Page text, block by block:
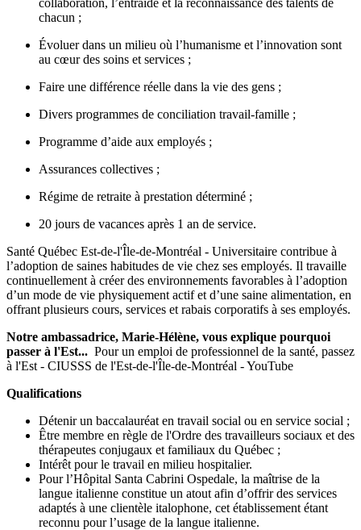
chacun ;
Évoluer dans un milieu où l’humanisme et l’innovation sont
au cœur des soins et services ;
Faire une différence réelle dans la vie des gens ;
Divers programmes de conciliation travail-famille ;
Programme d’aide aux employés ;
Assurances collectives ;
Régime de retraite à prestation déterminé ;
20 jours de vacances après 1 an de service.
Santé Québec Est-de-l'Île-de-Montréal - Universitaire contribue à
l’adoption de saines habitudes de vie chez ses employés. Il travaille
continuellement à créer des environnements favorables à l’adoption
d’un mode de vie physiquement actif et d’une saine alimentation, en
offrant plusieurs cours, services et rabais corporatifs à ses employés.
Notre ambassadrice, Marie-Hélène, vous explique pourquoi
passer à l'Est... Pour un emploi de professionnel de la santé, passez
à l'Est - CIUSSS de l'Est-de-l'Île-de-Montréal - YouTube
Qualifications
Détenir un baccalauréat en travail social ou en service social ;
Être membre en règle de l'Ordre des travailleurs sociaux et des
thérapeutes conjugaux et familiaux du Québec ;
Intérêt pour le travail en milieu hospitalier.
Pour l’Hôpital Santa Cabrini Ospedale, la maîtrise de la
langue italienne constitue un atout afin d’offrir des services
adaptés à une clientèle italophone, cet établissement étant
reconnu pour l’usage de la langue italienne.